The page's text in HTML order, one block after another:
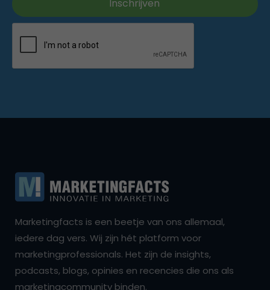
Marketingfacts is een beetje van ons allemaal,
iedere dag vers. Wij zijn hét platform voor
marketingprofessionals. Het zijn de insights,
podcasts, blogs, opinies en recencies die ons als
marketingcommunity binden.